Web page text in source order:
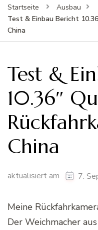
Startseite
Ausbau
Test & Einbau Bericht
China
Test &
10.36″
China
aktualisiert am 7.
Meine
Der Weichmacher